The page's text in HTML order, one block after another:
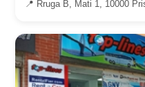
📍 Rruga B, Mati 1, 10000